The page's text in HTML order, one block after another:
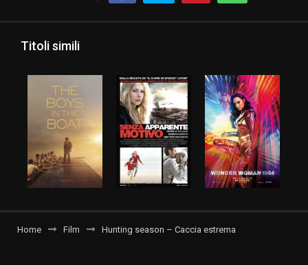
Titoli simili
Home Film Hunting season – Caccia estrema